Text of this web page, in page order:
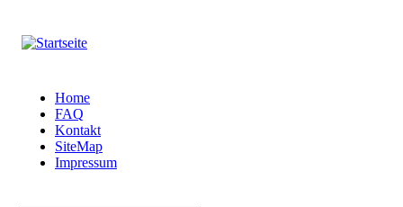
Home
FAQ
Kontakt
SiteMap
Impressum